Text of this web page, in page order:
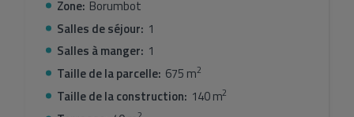
Zone: Borumbot
Salles de séjour: 1
Salles à manger: 1
Taille de la parcelle: 675 m2
Taille de la construction: 140 m2